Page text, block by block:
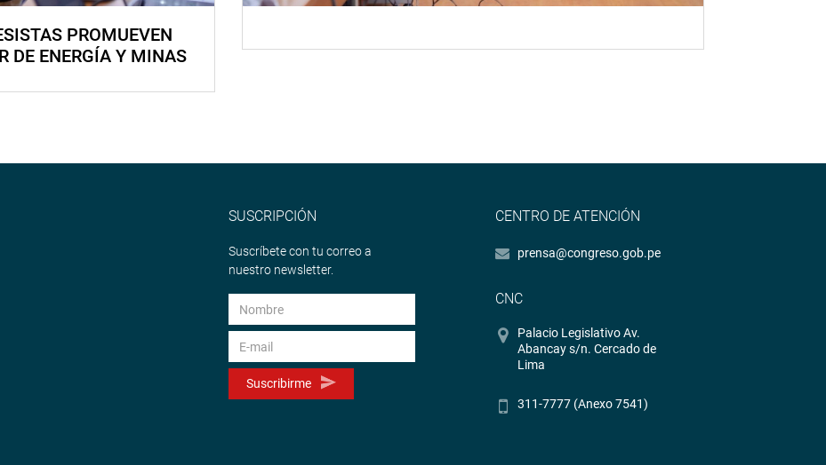
PROMUEVEN
DE ENERGÍA Y MINAS
SUSCRIPCIÓN
Suscríbete con tu correo a
nuestro newsletter.
Suscribirme
CENTRO DE ATENCIÓN
prensa@congreso.gob.pe
CNC
Palacio Legislativo Av.
Abancay s/n. Cercado de
Lima
311-7777 (Anexo 7541)